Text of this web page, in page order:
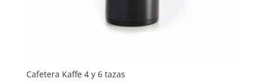
Cafetera Kaffe 4 y 6 tazas